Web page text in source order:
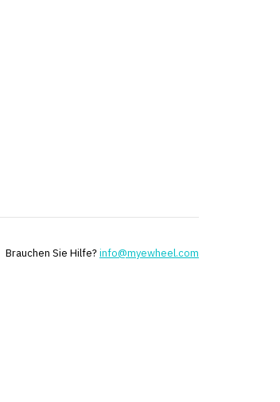
Brauchen Sie Hilfe?info@myewheel.com